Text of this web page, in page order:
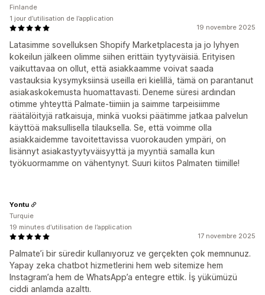
19 novembre 2025
Latasimme sovelluksen Shopify Marketplacesta ja jo lyhyen
kokeilun jälkeen olimme siihen erittäin tyytyväisiä. Erityisen
vaikuttavaa on ollut, että asiakkaamme voivat saada
vastauksia kysymyksiinsä useilla eri kielillä, tämä on parantanut
asiakaskokemusta huomattavasti. Deneme süresi ardından
otimme yhteyttä Palmate-tiimiin ja saimme tarpeisiimme
räätälöityjä ratkaisuja, minkä vuoksi päätimme jatkaa palvelun
käyttöä maksullisella tilauksella. Se, että voimme olla
asiakkaidemme tavoitettavissa vuorokauden ympäri, on
lisännyt asiakastyytyväisyyttä ja myyntiä samalla kun
työkuormamme on vähentynyt. Suuri kiitos Palmaten tiimille!
Finlande
1 jour d’utilisation de l’application
17 novembre 2025
Palmate’i bir süredir kullanıyoruz ve gerçekten çok memnunuz.
Yapay zeka chatbot hizmetlerini hem web sitemize hem
Instagram’a hem de WhatsApp’a entegre ettik. İş yükümüzü
ciddi anlamda azalttı.
Yontu
Turquie
19 minutes d’utilisation de l’application